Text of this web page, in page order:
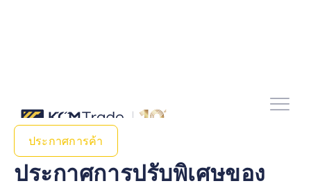
ประกาศการค้า
ประกาศการปรับพิเศษของ